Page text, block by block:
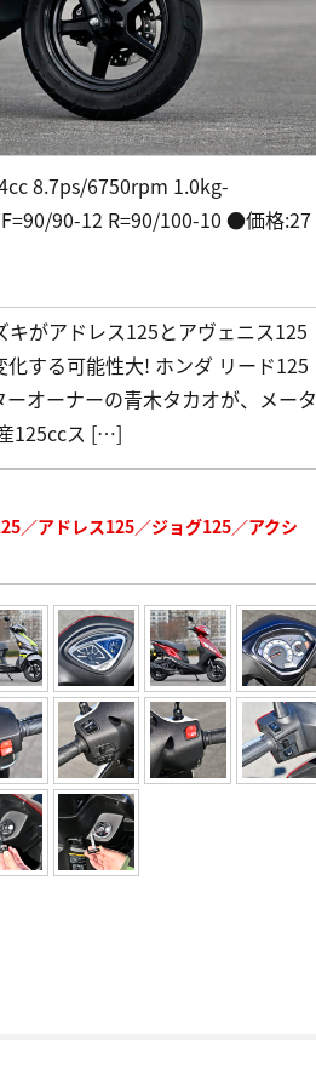
8.7ps/6750rpm 1.0kg-
90-12 R=90/100-10 ●価格:27
がアドレス125とアヴェニス125
する可能性大! ホンダ リード125
オーナーの青木タカオが、メータ
125ccス […]
／アドレス125／ジョグ125／アクシ